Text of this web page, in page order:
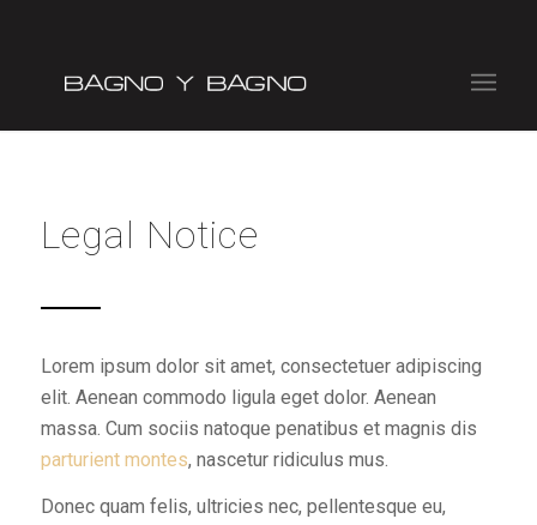
Legal Notice
Lorem ipsum dolor sit amet, consectetuer adipiscing
elit. Aenean commodo ligula eget dolor. Aenean
massa. Cum sociis natoque penatibus et magnis dis
parturient montes, nascetur ridiculus mus.
Donec quam felis, ultricies nec, pellentesque eu,